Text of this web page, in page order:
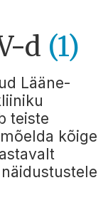
d (1)
Lääne-
teiste
kõige